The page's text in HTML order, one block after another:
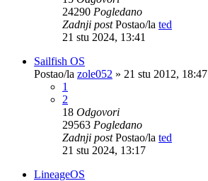
24290 Pogledano
Zadnji postPostao/la ted
21 stu 2024, 13:41
Sailfish OS
Postao/la zole052 » 21 stu 2012, 18:47
1
2
18 Odgovori
29563 Pogledano
Zadnji postPostao/la ted
21 stu 2024, 13:17
LineageOS